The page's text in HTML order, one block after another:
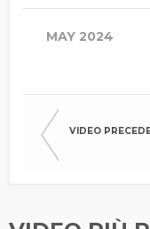
MAY 2024
VIDEO